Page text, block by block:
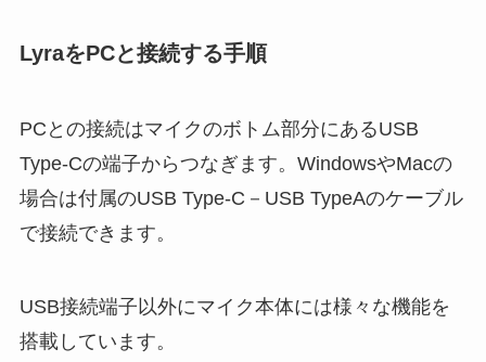
LyraをPCと接続する手順
PCとの接続はマイクのボトム部分にあるUSB
Type-Cの端子からつなぎます。WindowsやMacの
場合は付属のUSB Type-C－USB TypeAのケーブル
で接続できます。
USB接続端子以外にマイク本体には様々な機能を
搭載しています。